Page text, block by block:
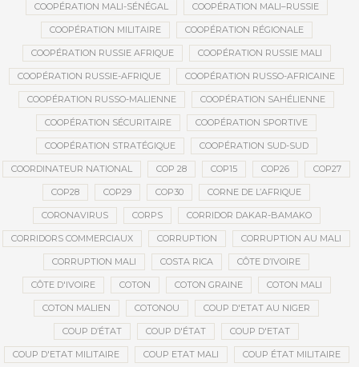
COOPÉRATION MALI-SÉNÉGAL COOPÉRATION MALI–RUSSIE
COOPÉRATION MILITAIRE COOPÉRATION RÉGIONALE
COOPÉRATION RUSSIE AFRIQUE COOPÉRATION RUSSIE MALI
COOPÉRATION RUSSIE-AFRIQUE COOPÉRATION RUSSO-AFRICAINE
COOPÉRATION RUSSO-MALIENNE COOPÉRATION SAHÉLIENNE
COOPÉRATION SÉCURITAIRE COOPÉRATION SPORTIVE
COOPÉRATION STRATÉGIQUE COOPÉRATION SUD-SUD
COORDINATEUR NATIONAL COP 28 COP15 COP26 COP27
COP28 COP29 COP30 CORNE DE L’AFRIQUE
CORONAVIRUS CORPS CORRIDOR DAKAR-BAMAKO
CORRIDORS COMMERCIAUX CORRUPTION CORRUPTION AU MALI
CORRUPTION MALI COSTA RICA CÔTE D’IVOIRE
CÔTE D'IVOIRE COTON COTON GRAINE COTON MALI
COTON MALIEN COTONOU COUP D'ETAT AU NIGER
COUP D’ÉTAT COUP D'ÉTAT COUP D'ETAT
COUP D'ETAT MILITAIRE COUP ETAT MALI COUP ÉTAT MILITAIRE